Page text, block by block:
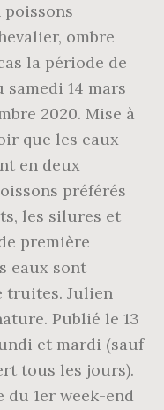
ombre
la période de
14 mars
2020. Mise à
que les eaux
en deux
préférés
les silures et
première
eaux sont
truites. Julien
Publié le 13
et mardi (sauf
tous les jours).
du 1er week-end